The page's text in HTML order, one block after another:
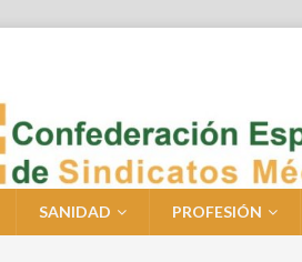
SANIDAD PROFESIÓN